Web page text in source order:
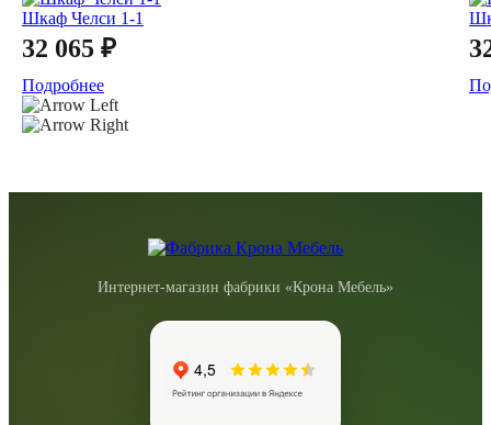
Шкаф Челси 1-1
32 065 ₽
Подробнее
Интернет-магазин фабрики «Крона Мебель»